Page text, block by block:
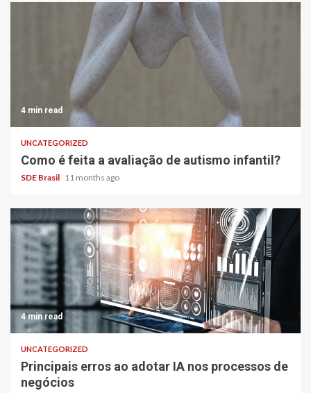
4 min read
UNCATEGORIZED
Como é feita a avaliação de autismo infantil?
SDE Brasil 11 months ago
4 min read
UNCATEGORIZED
Principais erros ao adotar IA nos processos de
negócios